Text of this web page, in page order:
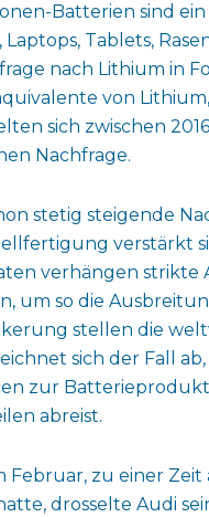
Batterien sind
Laptops, Tablets,
nach Lithium in
von
sich zwischen
Nachfrage.
stetig steigende
verstärkt
verhängen
um so die
stellen die
sich der Fall
zur
abreist.
Februar, zu einer Zeit
drosselte Audi